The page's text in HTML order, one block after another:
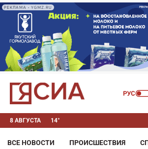
РЕКЛАМА • YGMZ.RU
8 АВГУСТА 14°
ВСЕ НОВОСТИ ПРОИСШЕСТВИЯ